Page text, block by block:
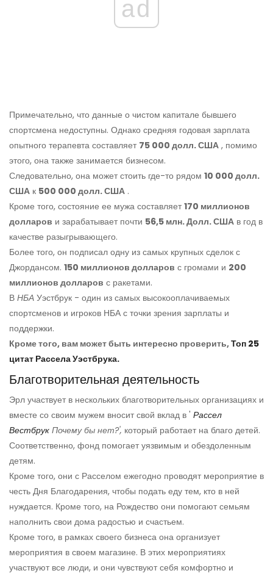
ad
Примечательно, что данные о чистом капитале бывшего
спортсмена недоступны. Однако средняя годовая зарплата
опытного терапевта составляет 75 000 долл. США , помимо
этого, она также занимается бизнесом.
Следовательно, она может стоить где-то рядом 10 000 долл.
США к 500 000 долл. США .
Кроме того, состояние ее мужа составляет170 миллионов
долларов и зарабатывает почти 56,5 млн. Долл. США в год в
качестве разыгрывающего.
Более того, он подписал одну из самых крупных сделок с
Джордансом. 150 миллионов долларов с громами и 200
миллионов долларов с ракетами.
В НБА Уэстбрук - один из самых высокооплачиваемых
спортсменов и игроков НБА с точки зрения зарплаты и
поддержки.
Кроме того, вам может быть интересно проверить,Топ 25
цитат Рассела Уэстбрука.
Благотворительная деятельность
Эрл участвует в нескольких благотворительных организациях и
вместе со своим мужем вносит свой вклад в ' Рассел
Вестбрук Почему бы нет?', который работает на благо детей.
Соответственно, фонд помогает уязвимым и обездоленным
детям.
Кроме того, они с Расселом ежегодно проводят мероприятие в
честь Дня Благодарения, чтобы подать еду тем, кто в ней
нуждается. Кроме того, на Рождество они помогают семьям
наполнить свои дома радостью и счастьем.
Кроме того, в рамках своего бизнеса она организует
мероприятия в своем магазине. В этих мероприятиях
участвуют все люди, и они чувствуют себя комфортно и